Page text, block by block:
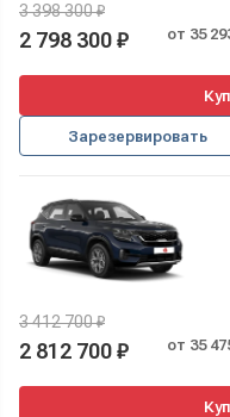
3 398 300 ₽
2 798 300 ₽ от 35
Зарезервировать
3 412 700 ₽
2 812 700 ₽ от 35